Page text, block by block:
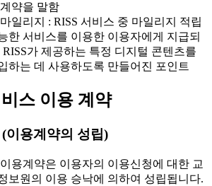
약을 말함
일리지 : RISS 서비스 중 마일리지 적립
한 서비스를 이용한 이용자에게 지급되
RISS가 제공하는 특정 디지털 콘텐츠를
하는 데 사용하도록 만들어진 포인트
스 이용 계약
이용계약의 성립)
용계약은 이용자의 이용신청에 대한 교
보원의 이용 승낙에 의하여 성립됩니다.